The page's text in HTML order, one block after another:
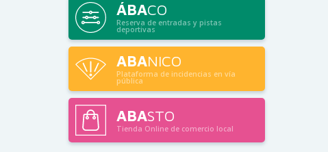
ÁBACO
Reserva de entradas y pistas
deportivas
ABANICO
Plataforma de incidencias en vía
pública
ABASTO
Tienda Online de comercio local